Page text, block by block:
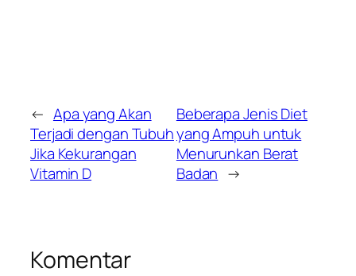
← Apa yang Akan
Terjadi dengan Tubuh
Jika Kekurangan
Vitamin D
Beberapa Jenis Diet
yang Ampuh untuk
Menurunkan Berat
Badan →
Komentar